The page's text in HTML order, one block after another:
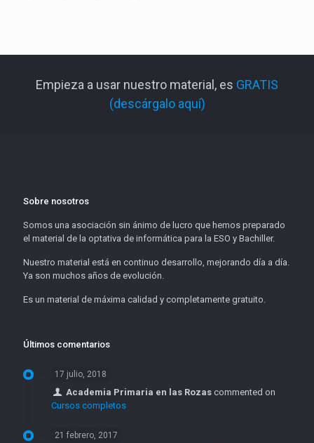
Empieza a usar nuestro material, es GRATIS
(descárgalo aquí)
Sobre nosotros
Somos una asociación sin ánimo de lucro que hemos preparado
el material de la optativa de informática para la ESO y Bachiller.
Nuestro material está en continuo desarrollo, mejorando día a día.
Ya son muchos años de evolución.
Es un material de máxima calidad y completamente gratuito.
Últimos comentarios
17 julio, 2018
Academia Primaria en las Rozas commented on
Cursos completos
21 febrero, 2017